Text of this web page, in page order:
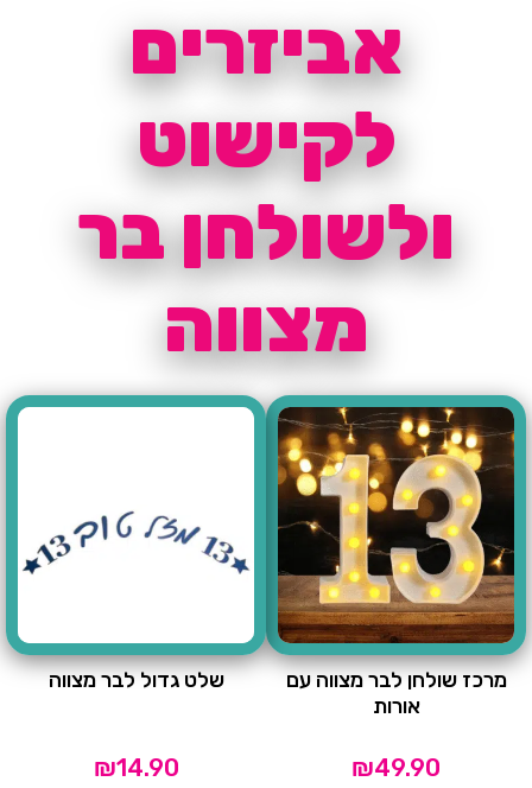
אביזרים
לקישוט
ולשולחן בר
מצווה
מרכז שולחן לבר מצווה עם
אורות
₪49.90
שלט גדול לבר מצווה
₪14.90